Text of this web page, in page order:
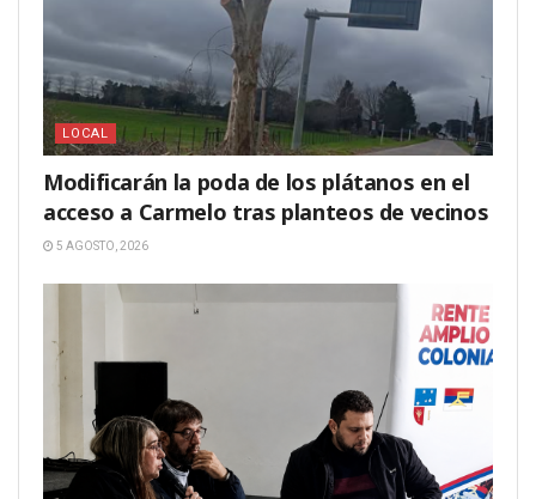
LOCAL
Modificarán la poda de los plátanos en el
acceso a Carmelo tras planteos de vecinos
5 AGOSTO, 2026